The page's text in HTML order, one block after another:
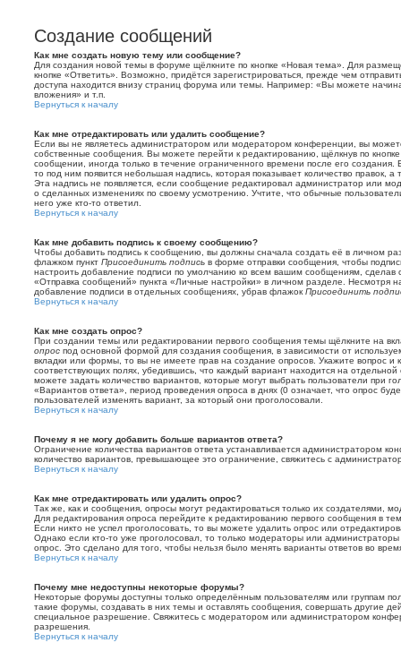
Создание сообщений
Как мне создать новую тему или сообщение?
Для создания новой темы в форуме щёлкните по кнопке «Новая тема». Для
кнопке «Ответить». Возможно, придётся зарегистрироваться, прежде чем
доступа находится внизу страниц форума или темы. Например: «Вы можете
вложения» и т.п.
Вернуться к началу
Как мне отредактировать или удалить сообщение?
Если вы не являетесь администратором или модератором конференции, вы
собственные сообщения. Вы можете перейти к редактированию, щёлкнув по
сообщении, иногда только в течение ограниченного времени после его
то под ним появится небольшая надпись, которая показывает количество правок,
Эта надпись не появляется, если сообщение редактировал администратор или
о сделанных изменениях по своему усмотрению. Учтите, что обычные
него уже кто-то ответил.
Вернуться к началу
Как мне добавить подпись к своему сообщению?
Чтобы добавить подпись к сообщению, вы должны сначала создать её в личном
флажком пункт Присоединить подпись в форме отправки сообщения, чтобы
настроить добавление подписи по умолчанию ко всем вашим сообщениям, сделав
«Отправка сообщений» пункта «Личные настройки» в личном разделе. Несмотря
добавление подписи в отдельных сообщениях, убрав флажок Присоединить
Вернуться к началу
Как мне создать опрос?
При создании темы или редактировании первого сообщения темы щёлкните на
опрос под основной формой для создания сообщения, в зависимости от
вкладки или формы, то вы не имеете прав на создание опросов. Укажите вопрос и
соответствующих полях, убедившись, что каждый вариант находится на отдельной
можете задать количество вариантов, которые могут выбрать пользователи при
«Вариантов ответа», период проведения опроса в днях (0 означает, что опрос
пользователей изменять вариант, за который они проголосовали.
Вернуться к началу
Почему я не могу добавить больше вариантов ответа?
Ограничение количества вариантов ответа устанавливается администратором
количество вариантов, превышающее это ограничение, свяжитесь с
Вернуться к началу
Как мне отредактировать или удалить опрос?
Так же, как и сообщения, опросы могут редактироваться только их создателями,
Для редактирования опроса перейдите к редактированию первого сообщения в
Если никто не успел проголосовать, то вы можете удалить опрос или
Однако если кто-то уже проголосовал, то только модераторы или администраторы
опрос. Это сделано для того, чтобы нельзя было менять варианты ответов во
Вернуться к началу
Почему мне недоступны некоторые форумы?
Некоторые форумы доступны только определённым пользователям или группам
такие форумы, создавать в них темы и оставлять сообщения, совершать другие
специальное разрешение. Свяжитесь с модератором или администратором
разрешения.
Вернуться к началу